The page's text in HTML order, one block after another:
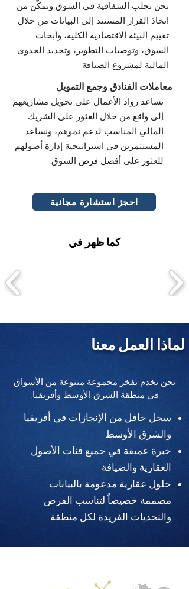
نحن نجلب الشفافية في السوق ونمكّن من
اتخاذ القرار المستند إلى البيانات من خلال
تقييم البيئة الاقتصادية الكلية، وأبحاث
السوق، وتوصيات التطوير، وتحديد الجدوى
المالية لمشروع الضيافة
معاملات الفنادق وجمع التمويل
نساعد رواد الأعمال على تحويل مشاريعهم
إلى واقع من خلال العثور على الشريك
المالي المناسب لدعم نموهم، ونساعد
المستثمرين في استراتيجية إدارة أصولهم
للعثور على أفضل فرص السوق.
احجز استشارة مجانية
كما ظهر في
لماذا العمل معنا
نحن نخدم بفخر مجموعة متنوعة من الأسواق
في منطقة الشرق الأوسط وأفريقيا.
سجل حافل من الإنجازات في أفريقيا
والشرق الأوسط
خبرة عميقة في جميع فئات الأصول
العقارية والضيافة
حلول عقارية مدعومة بالبيانات
مصممة خصيصاً لتناسب الفرص
والتحديات الفريدة لكل منطقة